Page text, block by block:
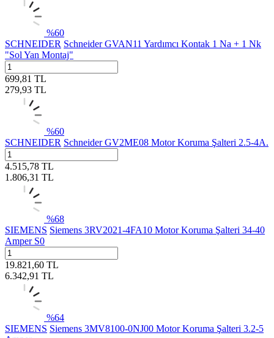
%60
SCHNEIDER Schneider GVAN11 Yardımcı Kontak 1 Na + 1 Nk
"Sol Yan Montaj"
699,81 TL
279,93 TL
%60
SCHNEIDER Schneider GV2ME08 Motor Koruma Şalteri 2.5-4A.
4.515,78 TL
1.806,31 TL
%68
SIEMENS Siemens 3RV2021-4FA10 Motor Koruma Şalteri 34-40
Amper S0
19.821,60 TL
6.342,91 TL
%64
SIEMENS Siemens 3MV8100-0NJ00 Motor Koruma Şalteri 3.2-5